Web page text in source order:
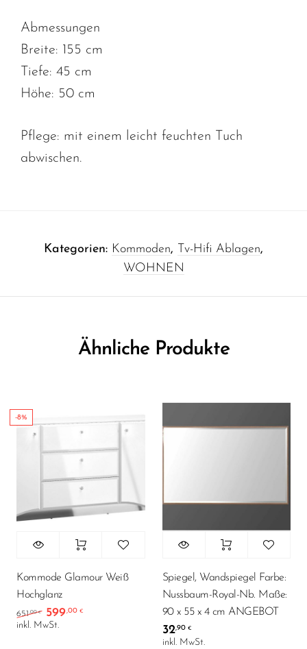
Abmessungen
Breite: 155 cm
Tiefe: 45 cm
Höhe: 50 cm
Pflege: mit einem leicht feuchten Tuch
abwischen.
Kategorien: Kommoden, Tv-Hifi Ablagen,
WOHNEN
Ähnliche Produkte
-8%
Kommode Glamour Weiß
Hochglanz
651,00€ Ursprünglicher Preis war: 651,00 €
599,00 € Aktueller Preis ist: 599,00 €.
inkl. MwSt.
Spiegel, Wandspiegel Farbe:
Nussbaum-Royal-Nb. Maße:
90 x 55 x 4 cm ANGEBOT
32,90€
inkl. MwSt.